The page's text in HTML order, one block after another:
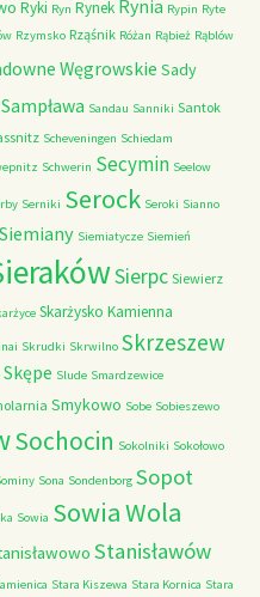
Ryki Ryn Rynek Rynia Rypin Ryte
Rzymsko Rząśnik Różan Rąbież Rąblów
Węgrowskie Sady
Sampława Sandau Sanniki Santok
Scheveningen Schiedam
Schwerin Secymin Seelow
Serniki Serock Seroki Sianno
Siemiany Siemiatycze Siemień
Sierpc Siewierz
Skarżysko Kamienna
Skrudki Skrwilno Skrzeszew
Skępe Slude Smardzewice
Smykowo Sobe Sobieszewo
Sochocin Sokolniki Sokołowo
Sona Sondenborg Sopot
Sowia Sowia Wola
Stanisławów
Stara Kiszewa Stara Kornica Stara